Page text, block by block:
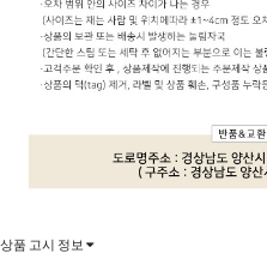
상품 고시 정보